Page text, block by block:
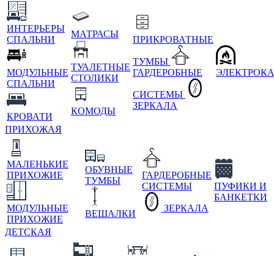
ИНТЕРЬЕРЫ
СПАЛЬНИ
МОДУЛЬНЫЕ
СПАЛЬНИ
КРОВАТИ
МАТРАСЫ
ТУАЛЕТНЫЕ
СТОЛИКИ
КОМОДЫ
ПРИКРОВАТНЫЕ
ТУМБЫ
ГАРДЕРОБНЫЕ
СИСТЕМЫ
ЗЕРКАЛА
ПРИХОЖАЯ
МАЛЕНЬКИЕ
ПРИХОЖИЕ
МОДУЛЬНЫЕ
ПРИХОЖИЕ
ОБУВНЫЕ
ТУМБЫ
ВЕШАЛКИ
ГАРДЕРОБНЫЕ
СИСТЕМЫ
ЗЕРКАЛА
ПУФИКИ И
БАНКЕТКИ
ДЕТСКАЯ